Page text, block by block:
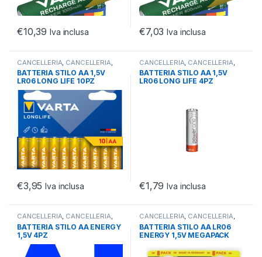
€10,39 Iva inclusa €7,03 Iva inclusa
CANCELLERIA CANCELLERIA
OFFICE
BATTERIA STILO AA 1,5V
LR06 LONG LIFE 10PZ
MEGAPACK
€3,95 Iva inclusa
CANCELLERIA CANCELLERIA
OFFICE
BATTERIA STILO AA 1,5V
LR06 LONG LIFE 4PZ
€1,79 Iva inclusa
CANCELLERIA, CANCELLERIA,
OFFICE
BATTERIA STILO AA ENERGY
1,5V 4PZ
CANCELLERIA, CANCELLERIA,
OFFICE
BATTERIA STILO AA LR06
ENERGY 1,5V MEGAPACK